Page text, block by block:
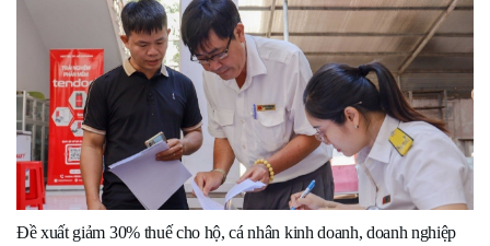
Đề xuất giảm 30% thuế cho hộ, cá nhân kinh doanh, doanh nghiệp